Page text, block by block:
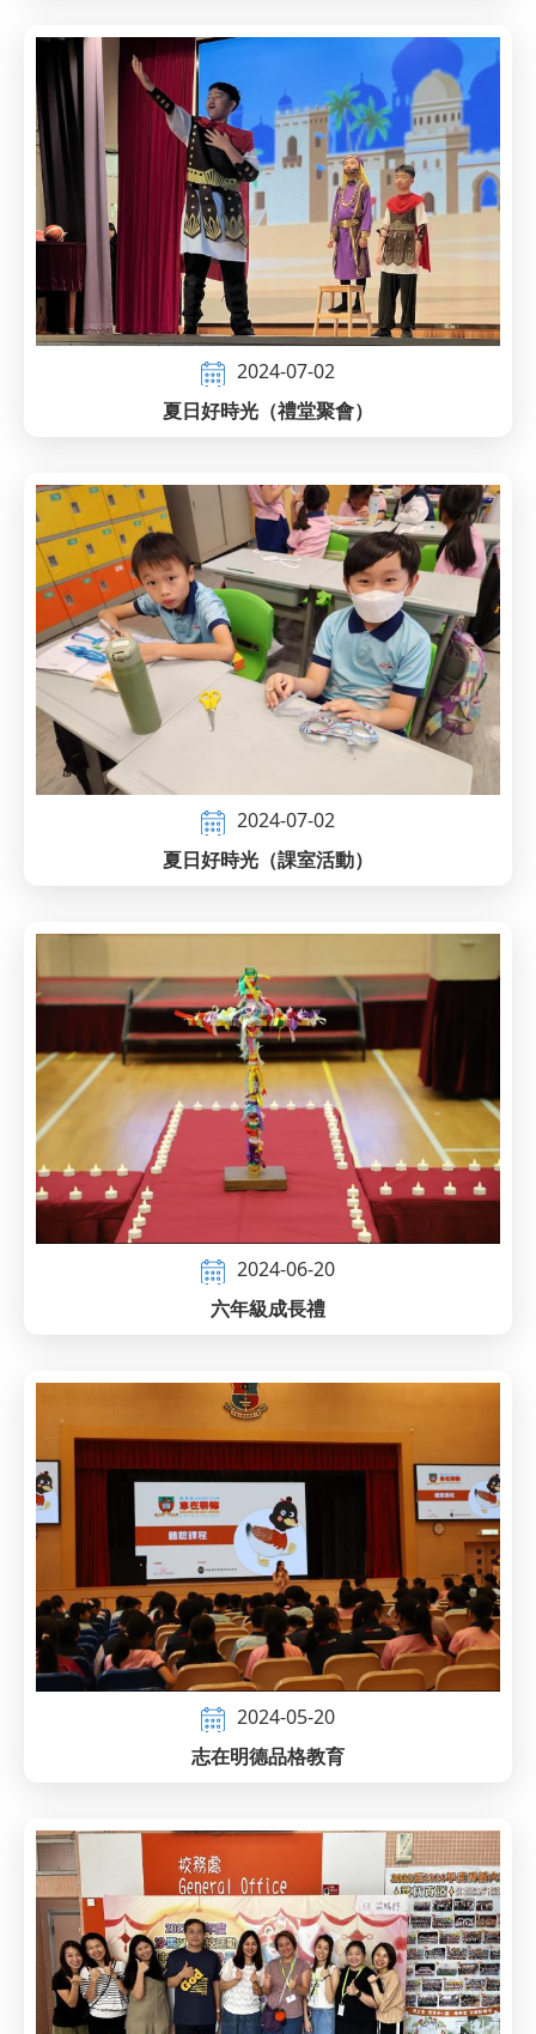
2024-07-02
夏日好時光（禮堂聚會）
2024-07-02
夏日好時光（課室活動）
2024-06-20
六年級成長禮
2024-05-20
志在明德品格教育